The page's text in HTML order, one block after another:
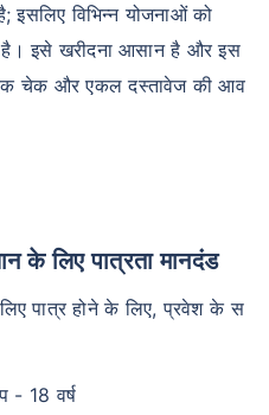
इसलिए विभिन्न योजनाओं को
इसे खरीदना आसान है और इस
चेक और एकल दस्तावेज की आव
के लिए पात्रता मानदंड
पात्र होने के लिए, प्रवेश के स
- 18 वर्ष